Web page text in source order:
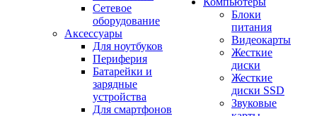
Сетевое
оборудование
Аксессуары
Для ноутбуков
Периферия
Батарейки и
зарядные
устройства
Для смартфонов
Блоки
питания
Видеокарты
Жесткие
диски
Жесткие
диски SSD
Звуковые